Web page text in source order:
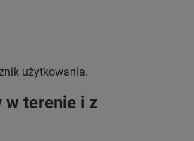
użytkowania.
w terenie i z